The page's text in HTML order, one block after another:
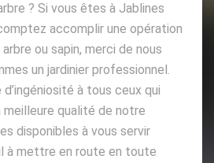
? Si vous êtes à Jablines
accomplir une opération
ou sapin, merci de nous
un jardinier professionnel.
à tous ceux qui
qualité de notre
disponibles à vous servir
à mettre en route en toute